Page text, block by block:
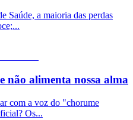
Saúde, a maioria das perdas
não alimenta nossa alma
com a voz do "chorume
Os...